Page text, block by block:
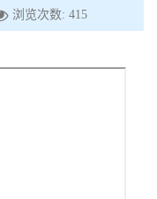
浏览次数: 415